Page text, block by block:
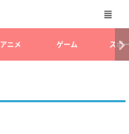
アニメ ゲーム スポ